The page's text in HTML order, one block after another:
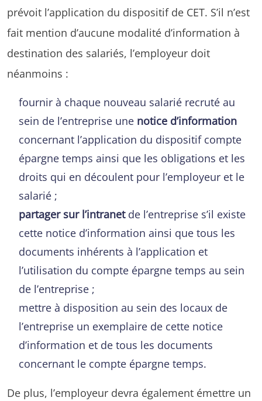
prévoit l’application du dispositif de CET. S’il n’est
fait mention d’aucune modalité d’information à
destination des salariés, l’employeur doit
néanmoins :
fournir à chaque nouveau salarié recruté au
sein de l’entreprise une notice d’information
concernant l’application du dispositif compte
épargne temps ainsi que les obligations et les
droits qui en découlent pour l’employeur et le
salarié ;
partager sur l’intranetde l’entreprise s’il existe
cette notice d’information ainsi que tous les
documents inhérents à l’application et
l’utilisation du compte épargne temps au sein
de l’entreprise ;
mettre à disposition au sein des locaux de
l’entreprise un exemplaire de cette notice
d’information et de tous les documents
concernant le compte épargne temps.
De plus, l’employeur devra également émettre un